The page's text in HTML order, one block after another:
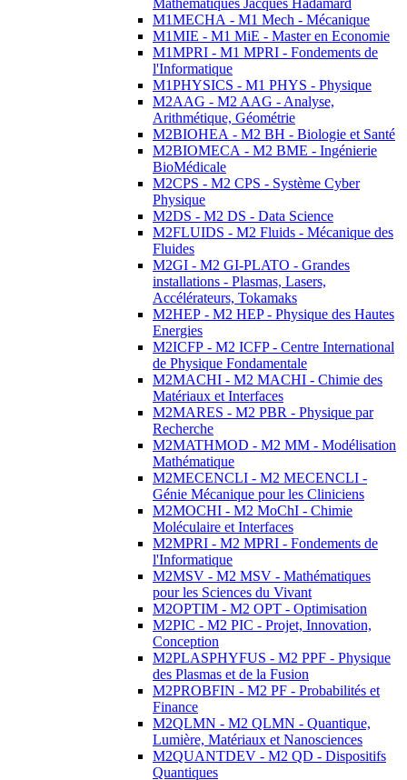
Mathématiques Jacques Hadamard
M1MECHA - M1 Mech - Mécanique
M1MIE - M1 MiE - Master en Economie
M1MPRI - M1 MPRI - Fondements de
l'Informatique
M1PHYSICS - M1 PHYS - Physique
M2AAG - M2 AAG - Analyse,
Arithmétique, Géométrie
M2BIOHEA - M2 BH - Biologie et Santé
M2BIOMECA - M2 BME - Ingénierie
BioMédicale
M2CPS - M2 CPS - Système Cyber
Physique
M2DS - M2 DS - Data Science
M2FLUIDS - M2 Fluids - Mécanique des
Fluides
M2GI - M2 GI-PLATO - Grandes
installations - Plasmas, Lasers,
Accélérateurs, Tokamaks
M2HEP - M2 HEP - Physique des Hautes
Energies
M2ICFP - M2 ICFP - Centre International
de Physique Fondamentale
M2MACHI - M2 MACHI - Chimie des
Matériaux et Interfaces
M2MARES - M2 PBR - Physique par
Recherche
M2MATHMOD - M2 MM - Modélisation
Mathématique
M2MECENCLI - M2 MECENCLI -
Génie Mécanique pour les Cliniciens
M2MOCHI - M2 MoChI - Chimie
Moléculaire et Interfaces
M2MPRI - M2 MPRI - Fondements de
l'Informatique
M2MSV - M2 MSV - Mathématiques
pour les Sciences du Vivant
M2OPTIM - M2 OPT - Optimisation
M2PIC - M2 PIC - Projet, Innovation,
Conception
M2PLASPHYFUS - M2 PPF - Physique
des Plasmas et de la Fusion
M2PROBFIN - M2 PF - Probabilités et
Finance
M2QLMN - M2 QLMN - Quantique,
Lumière, Matériaux et Nanosciences
M2QUANTDEV - M2 QD - Dispositifs
Quantiques